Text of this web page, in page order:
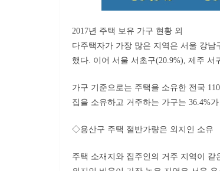
2017년 주택 보유 가구 현황 외
다주택자가 가장 많은 지역은 서울 강남
했다. 이어 서울 서초구(20.9%), 제주 서
가구 기준으로는 주택을 소유한 전국
집을 소유하고 거주하는 가구는 36.4%
◇용산구 주택 절반가량은 외지인 소유
주택 소재지와 집주인의 거주 지역이 같